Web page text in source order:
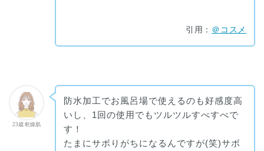
引用： ＠コスメ
23歳 乾燥肌
防水加工でお風呂場で使えるのも好感度高
いし、1回の使用でもツルツルすべすべで
す！
たまにサボりがちになるんですが(笑)サボ